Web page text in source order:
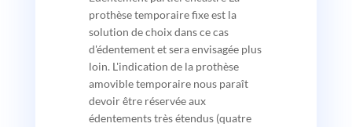
prothèse temporaire fixe est la
solution de choix dans ce cas
d'édentement et sera envisagée plus
loin. L'indication de la prothèse
amovible temporaire nous paraît
devoir être réservée aux
édentements très étendus (quatre